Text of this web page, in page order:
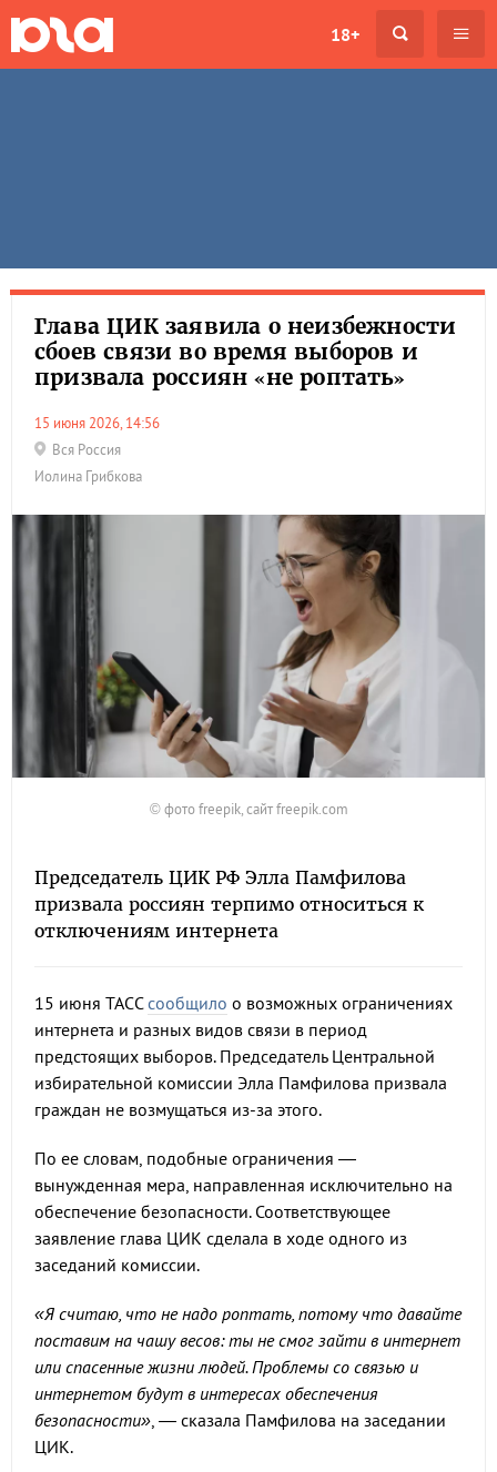
18+
Глава ЦИК заявила о неизбежности
сбоев связи во время выборов и
призвала россиян «не роптать»
15 июня 2026, 14:56
Вся Россия
Иолина Грибкова
© фото freepik, сайт freepik.com
Председатель ЦИК РФ Элла Памфилова
призвала россиян терпимо относиться к
отключениям интернета
15 июня ТАССсообщило о возможных ограничениях
интернета и разных видов связи в период
предстоящих выборов. Председатель Центральной
избирательной комиссии Элла Памфилова призвала
граждан не возмущаться из-за этого.
По ее словам, подобные ограничения —
вынужденная мера, направленная исключительно на
обеспечение безопасности. Соответствующее
заявление глава ЦИК сделала в ходе одного из
заседаний комиссии.
«Я считаю, что не надо роптать, потому что давайте
поставим на чашу весов: ты не смог зайти в интернет
или спасенные жизни людей. Проблемы со связью и
интернетом будут в интересах обеспечения
безопасности», — сказала Памфилова на заседании
ЦИК.